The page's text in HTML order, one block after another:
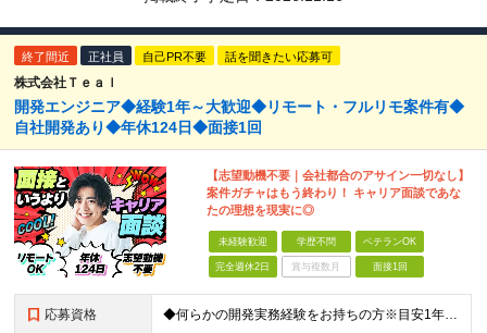
終了間近 正社員 自己PR不要 話を聞きたい応募可
株式会社Ｔｅａｌ
開発エンジニア◆経験1年～大歓迎◆リモート・フルリモ案件有◆
自社開発あり◆年休124日◆面接1回
【志望動機不要｜会社都合のアサイン一切なし】
案件ガチャはもう終わり！ キャリア面談であな
たの理想を現実に◎
未経験歓迎 学歴不問 ベテランOK
完全週休2日 賞与複数月 面接1回
応募資格 ◆何らかの開発実務経験をお持ちの方※目安1年以上 ◆学歴不問 ◆ブランクOK ＼こんな方にピッタリです／ ◎会社都合のアサインにウンザリしている方 ◎フルリモートや自宅近くなど、働きやすさを重視した